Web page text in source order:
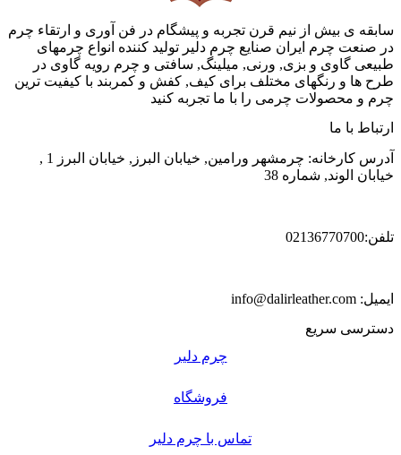
سابقه ی بیش از نیم قرن تجربه و پیشگام در فن آوری و ارتقاء چرم
در صنعت چرم ایران صنایع چرم دلیر تولید کننده انواع چرمهای
طبیعی گاوی و بزی, ورنی, میلینگ, سافتی و چرم رویه گاوی در
طرح ها و رنگهای مختلف برای کیف, کفش و کمربند با کیفیت ترین
چرم و محصولات چرمی را با ما تجربه کنید
ارتباط با ما
آدرس کارخانه: چرمشهر ورامین, خیابان البرز, خیابان البرز 1 ,
خیابان الوند, شماره 38
تلفن:02136770700
ایمیل: info@dalirleather.com
دسترسی سریع
چرم دلیر
فروشگاه
تماس با چرم دلیر